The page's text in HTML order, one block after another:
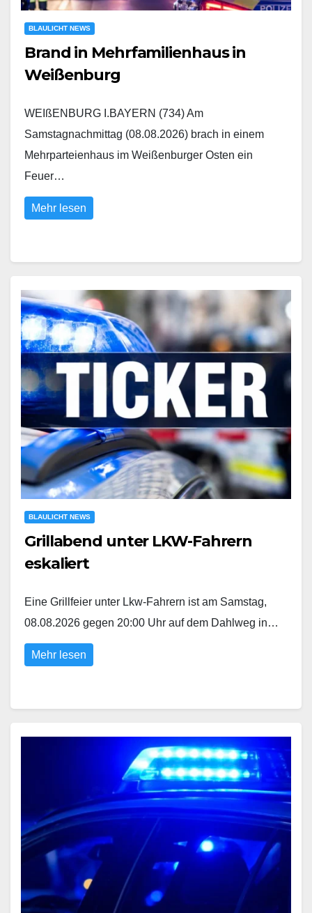
BLAULICHT NEWS
Brand in Mehrfamilienhaus in
Weißenburg
WEIßENBURG I.BAYERN (734) Am
Samstagnachmittag (08.08.2026) brach in einem
Mehrparteienhaus im Weißenburger Osten ein
Feuer…
Mehr lesen
BLAULICHT NEWS
Grillabend unter LKW-Fahrern
eskaliert
Eine Grillfeier unter Lkw-Fahrern ist am Samstag,
08.08.2026 gegen 20:00 Uhr auf dem Dahlweg in…
Mehr lesen